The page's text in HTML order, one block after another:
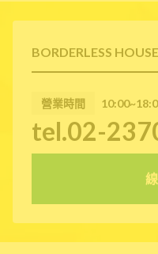
BORDERLESS
營業時間
tel.02-